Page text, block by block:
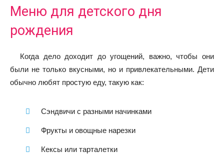
Меню для детского дня
рождения
Когда дело доходит до угощений, важно, чтобы они
были не только вкусными, но и привлекательными. Дети
обычно любят простую еду, такую как:
Сэндвичи с разными начинками
Фрукты и овощные нарезки
Кексы или тарталетки